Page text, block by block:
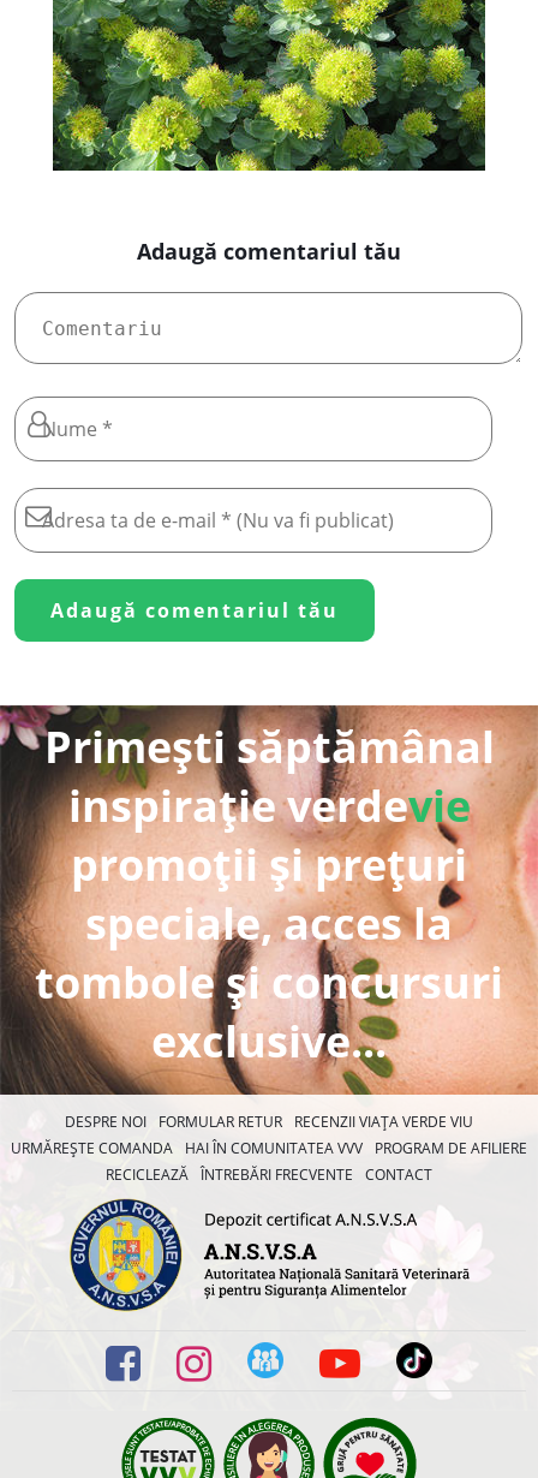
Adaugă comentariul tău
Primești săptămânal
inspirație verdevie
promoții și prețuri
speciale, acces la
tombole și concursuri
exclusive...
DESPRE NOI FORMULAR RETUR
RECENZII VIAȚA VERDE VIU
URMĂREȘTE COMANDA
HAI ÎN COMUNITATEA VVV
PROGRAM DE AFILIERE
RECICLEAZĂ ÎNTREBĂRI FRECVENTE CONTACT